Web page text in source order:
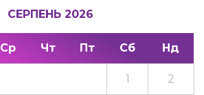
СЕРПЕНЬ 2026
Ср Чт Пт Сб Нд
1 2